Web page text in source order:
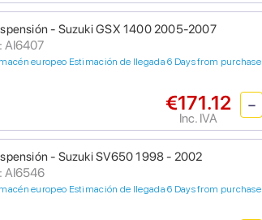
- Suzuki GSX 1400 2005-2007
AI6407
europeo Estimación de llegada 6 Days from purchase
€171.12
Inc. IVA
- Suzuki SV650 1998 - 2002
AI6546
europeo Estimación de llegada 6 Days from purchase